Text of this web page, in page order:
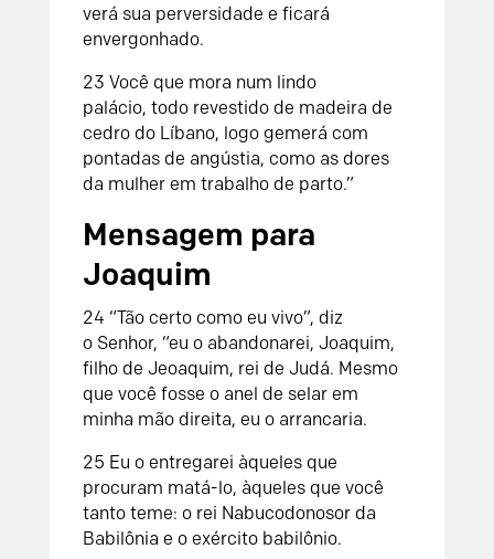
verá sua perversidade e ficará
envergonhado.
23 Você que mora num lindo
palácio, todo revestido de madeira de
cedro do Líbano, logo gemerá com
pontadas de angústia, como as dores
da mulher em trabalho de parto.”
Mensagem para
Joaquim
24 “Tão certo como eu vivo”, diz
o Senhor, “eu o abandonarei, Joaquim,
filho de Jeoaquim, rei de Judá. Mesmo
que você fosse o anel de selar em
minha mão direita, eu o arrancaria.
25 Eu o entregarei àqueles que
procuram matá-lo, àqueles que você
tanto teme: o rei Nabucodonosor da
Babilônia e o exército babilônio.